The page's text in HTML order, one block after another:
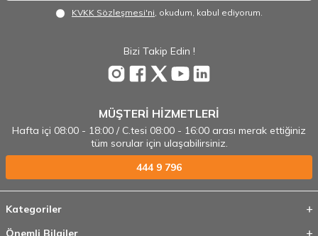
KVKK Sözleşmesi'ni , okudum, kabul ediyorum.
Bizi Takip Edin !
MÜŞTERİ HİZMETLERİ
Hafta içi 08:00 - 18:00 / C.tesi 08:00 - 16:00 arası merak ettiğiniz
tüm sorular için ulaşabilirsiniz.
444 9 796
Kategoriler
Önemli Bilgiler